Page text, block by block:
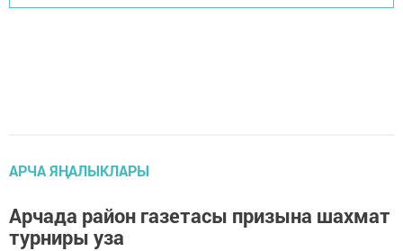
АРЧА ЯҢАЛЫКЛАРЫ
Арчада район газетасы призына шахмат
турниры уза